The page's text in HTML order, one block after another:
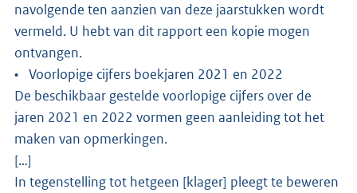
navolgende ten aanzien van deze jaarstukken wordt
vermeld. U hebt van dit rapport een kopie mogen
ontvangen.
• Voorlopige cijfers boekjaren 2021 en 2022
De beschikbaar gestelde voorlopige cijfers over de
jaren 2021 en 2022 vormen geen aanleiding tot het
maken van opmerkingen.
[…]
In tegenstelling tot hetgeen [klager] pleegt te beweren